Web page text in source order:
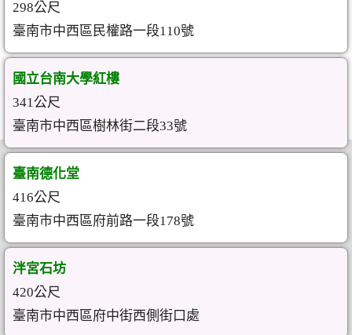
298公尺
臺南市中西區民權路一段110號
國立台南大學紅樓
341公尺
臺南市中西區樹林街二段33號
臺南德化堂
416公尺
臺南市中西區府前路一段178號
泮宮石坊
420公尺
臺南市中西區府中街西側街口處